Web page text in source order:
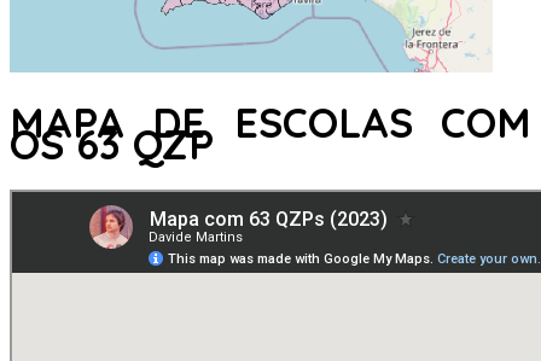
MAPA DE ESCOLAS COM
OS 63 QZP